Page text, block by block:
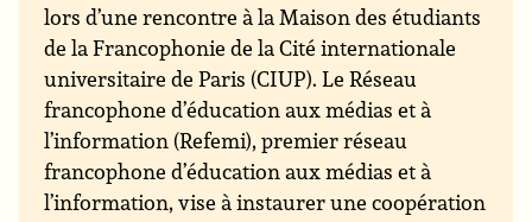
lors d’une rencontre à la Maison des étudiants
de la Francophonie de la Cité internationale
universitaire de Paris (CIUP). Le Réseau
francophone d’éducation aux médias et à
l’information (Refemi), premier réseau
francophone d’éducation aux médias et à
l’information, vise à instaurer une coopération